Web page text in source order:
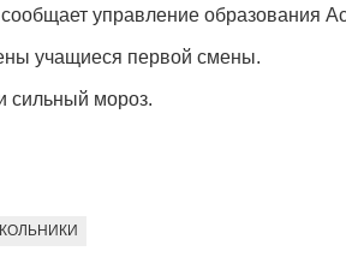
управление образования
учащиеся первой смены.
сильный мороз.
ждёт конфискации.
14:00 28888
правды»
29.10.2024